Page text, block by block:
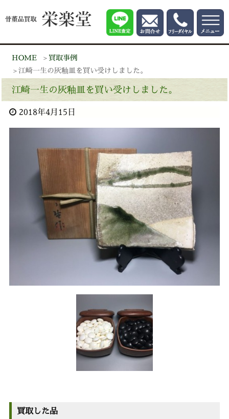
HOME
買取事例
江崎一生の灰釉皿を買い受けしました。
江崎一生の灰釉皿を買い受けしました。
2018年4月15日
買取した品